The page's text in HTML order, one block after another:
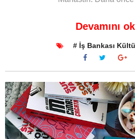
Devamını
# İş Bankası